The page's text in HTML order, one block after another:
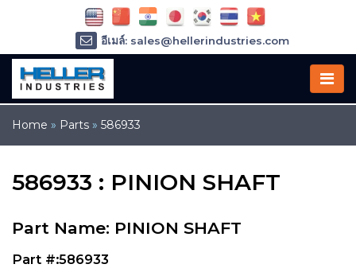
Home » Parts » 586933
586933 : PINION SHAFT
Part Name: PINION SHAFT
Part #:586933
อีเมล์: sales@hellerindustries.com
อีเมล์: service@hellerindustries.com
โทรศัพท์ :